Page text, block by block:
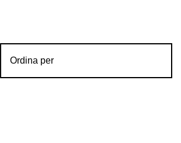
Ordina per